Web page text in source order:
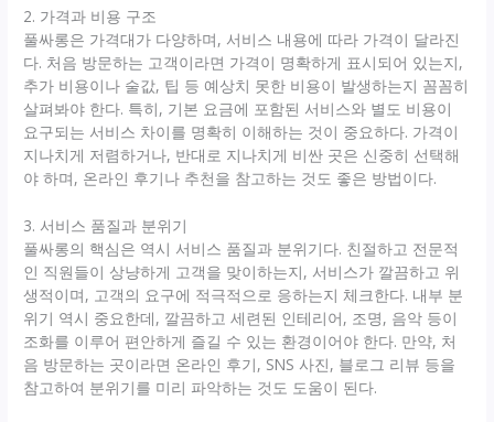
2. 가격과 비용 구조
풀싸롱은 가격대가 다양하며, 서비스 내용에 따라 가격이 달라진
다. 처음 방문하는 고객이라면 가격이 명확하게 표시되어 있는지,
추가 비용이나 술값, 팁 등 예상치 못한 비용이 발생하는지 꼼꼼히
살펴봐야 한다. 특히, 기본 요금에 포함된 서비스와 별도 비용이
요구되는 서비스 차이를 명확히 이해하는 것이 중요하다. 가격이
지나치게 저렴하거나, 반대로 지나치게 비싼 곳은 신중히 선택해
야 하며, 온라인 후기나 추천을 참고하는 것도 좋은 방법이다.
3. 서비스 품질과 분위기
풀싸롱의 핵심은 역시 서비스 품질과 분위기다. 친절하고 전문적
인 직원들이 상냥하게 고객을 맞이하는지, 서비스가 깔끔하고 위
생적이며, 고객의 요구에 적극적으로 응하는지 체크한다. 내부 분
위기 역시 중요한데, 깔끔하고 세련된 인테리어, 조명, 음악 등이
조화를 이루어 편안하게 즐길 수 있는 환경이어야 한다. 만약, 처
음 방문하는 곳이라면 온라인 후기, SNS 사진, 블로그 리뷰 등을
참고하여 분위기를 미리 파악하는 것도 도움이 된다.